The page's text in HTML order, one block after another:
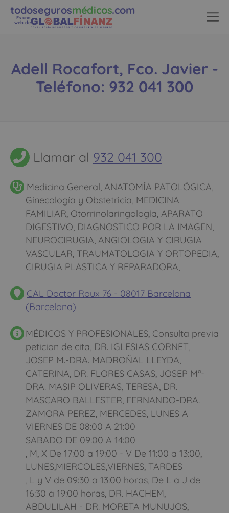
todosegurosmédicos.com
Es una
web de
Adell Rocafort, Fco. Javier -
Teléfono: 932 041 300
Llamar al 932 041 300
Medicina General, ANATOMÍA PATOLÓGICA,
Ginecología y Obstetricia, MEDICINA
FAMILIAR, Otorrinolaringología, APARATO
DIGESTIVO, DIAGNOSTICO POR LA IMAGEN,
NEUROCIRUGIA, ANGIOLOGIA Y CIRUGIA
VASCULAR, TRAUMATOLOGIA Y ORTOPEDIA,
CIRUGIA PLASTICA Y REPARADORA,
CAL Doctor Roux 76 - 08017 Barcelona
(Barcelona)
MÉDICOS Y PROFESIONALES, Consulta previa
peticion de cita, DR. IGLESIAS CORNET,
JOSEP M.-DRA. MADROÑAL LLEYDA,
CATERINA, DR. FLORES CASAS, JOSEP Mª-
DRA. MASIP OLIVERAS, TERESA, DR.
MASCARO BALLESTER, FERNANDO-DRA.
ZAMORA PEREZ, MERCEDES, LUNES A
VIERNES DE 08:00 A 21:00
SABADO DE 09:00 A 14:00
, M, X De 17:00 a 19:00 - V De 11:00 a 13:00,
LUNES,MIERCOLES,VIERNES, TARDES
, L y V de 09:30 a 13:00 horas, De L a J de
16:30 a 19:00 horas, DR. HACHEM,
ABDULILAH - DR. MORETA MUNUJOS,
×
inteligente con los
seguros de salud de
600€ al año en tu seguro de
salud
Los meses que vayas poco al
médico pagarás muy poco, y
cuando vayas mucho pagarás
como con un seguro médico
normal